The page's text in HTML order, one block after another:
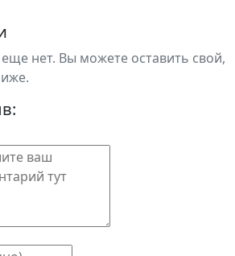
нет. Вы можете оставить свой,